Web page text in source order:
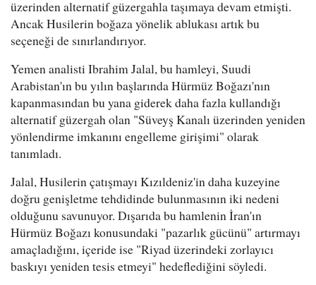
üzerinden alternatif güzergahla taşımaya devam etmişti.
Ancak Husilerin boğaza yönelik ablukası artık bu
seçeneği de sınırlandırıyor.
Yemen analisti Ibrahim Jalal, bu hamleyi, Suudi
Arabistan'ın bu yılın başlarında Hürmüz Boğazı'nın
kapanmasından bu yana giderek daha fazla kullandığı
alternatif güzergah olan "Süveyş Kanalı üzerinden yeniden
yönlendirme imkanını engelleme girişimi" olarak
tanımladı.
Jalal, Husilerin çatışmayı Kızıldeniz'in daha kuzeyine
doğru genişletme tehdidinde bulunmasının iki nedeni
olduğunu savunuyor. Dışarıda bu hamlenin İran'ın
Hürmüz Boğazı konusundaki "pazarlık gücünü" artırmayı
amaçladığını, içeride ise "Riyad üzerindeki zorlayıcı
baskıyı yeniden tesis etmeyi" hedeflediğini söyledi.